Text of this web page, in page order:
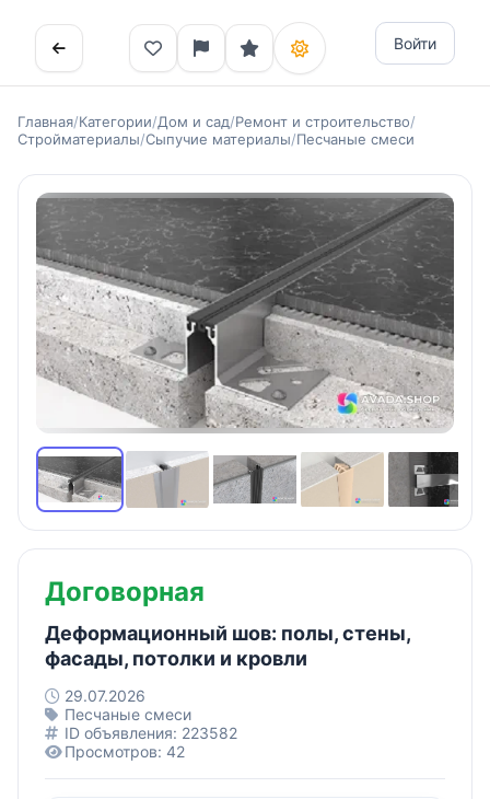
Войти
Главная/Категории/Дом и сад/Ремонт и строительство/
Стройматериалы/Сыпучие материалы/Песчаные смеси
Договорная
Деформационный шов: полы, стены,
фасады, потолки и кровли
29.07.2026
Песчаные смеси
ID объявления: 223582
Просмотров: 42